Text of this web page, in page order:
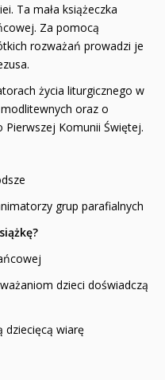
Ta mała książeczka
Za pomocą
rozważań prowadzi je
życia liturgicznego w
oraz o
Komunii Świętej.
grup parafialnych
dzieci doświadczą
dziecięcą wiarę